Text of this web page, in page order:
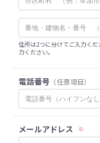
住所は2つに分けてご入力く
力ください。
電話番号 （任意項目）
メールアドレス ※